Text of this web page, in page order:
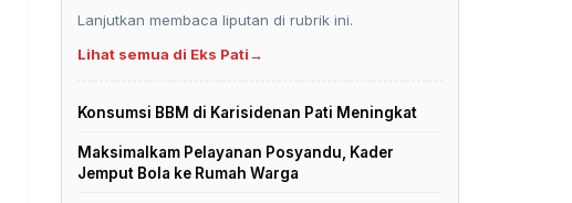
Lanjutkan membaca liputan di rubrik ini.
Lihat semua di Eks Pati→
Konsumsi BBM di Karisidenan Pati Meningkat
Maksimalkam Pelayanan Posyandu, Kader
Jemput Bola ke Rumah Warga